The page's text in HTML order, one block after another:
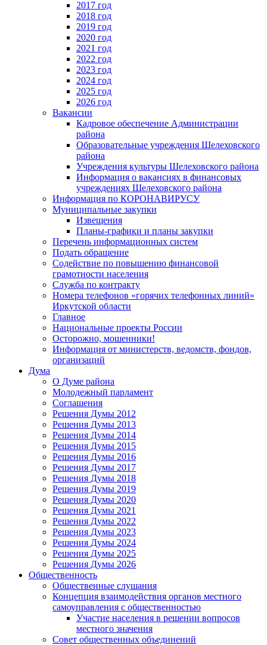
2017 год
2018 год
2019 год
2020 год
2021 год
2022 год
2023 год
2024 год
2025 год
2026 год
Вакансии
Кадровое обеспечение Администрации
района
Образовательные учреждения Шелеховского
района
Учреждения культуры Шелеховского района
Информация о вакансиях в финансовых
учреждениях Шелеховского района
Информация по КОРОНАВИРУСУ
Муниципальные закупки
Извещения
Планы-графики и планы закупки
Перечень информационных систем
Подать обращение
Содействие по повышению финансовой
грамотности населения
Служба по контракту
Номера телефонов «горячих телефонных линий»
Иркутской области
Главное
Национальные проекты России
Осторожно, мошенники!
Информация от министерств, ведомств, фондов,
организаций
Дума
О Думе района
Молодежный парламент
Соглашения
Решения Думы 2012
Решения Думы 2013
Решения Думы 2014
Решения Думы 2015
Решения Думы 2016
Решения Думы 2017
Решения Думы 2018
Решения Думы 2019
Решения Думы 2020
Решения Думы 2021
Решения Думы 2022
Решения Думы 2023
Решения Думы 2024
Решения Думы 2025
Решения Думы 2026
Общественность
Общественные слушания
Концепция взаимодействия органов местного
самоуправления с общественностью
Участие населения в решении вопросов
местного значения
Совет общественных объединений